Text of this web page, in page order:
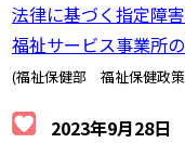
法律に基づく指定障
福祉サービス事業所
(福祉保健部 福祉保健政
2023年9月28日